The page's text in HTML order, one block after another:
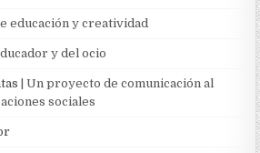
educación y creatividad
y del ocio
| Un proyecto de comunicación al
sociales